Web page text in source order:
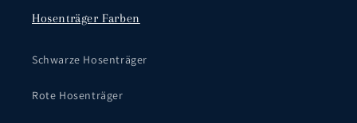
Hosenträger Farben
Schwarze Hosenträger
Rote Hosenträger